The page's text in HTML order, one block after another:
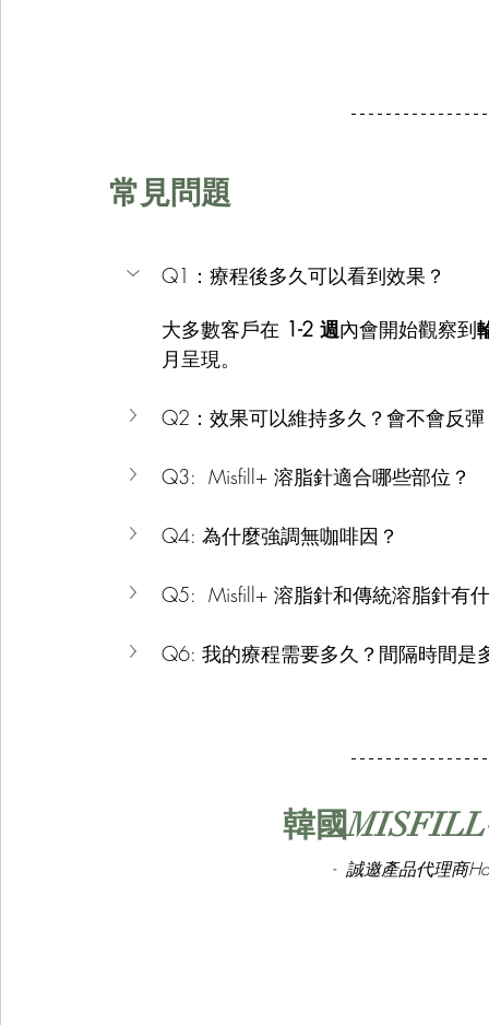
常見問題
Q1：療程後多久可以看到效果？
大多數客戶在 1-2 週內會開始觀察到
月呈現。
Q2：效果可以維持多久？會不會反
Q3:  Misfill+ 溶脂針適合哪些部位？
Q4: 為什麼強調無咖啡因？
Q5:  Misfill+ 溶脂針和傳統溶脂針有
Q6: 我的療程需要多久？間隔時間是
韓國
-  誠邀產品代理商